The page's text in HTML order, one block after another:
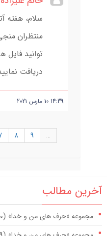
سلام، هفته
منتظران
توانید فایل
دریافت
14:39
10 مارس 2021
8 9
…
آخرین مطالب
مجموعه «حرف های من و خدا» (10)